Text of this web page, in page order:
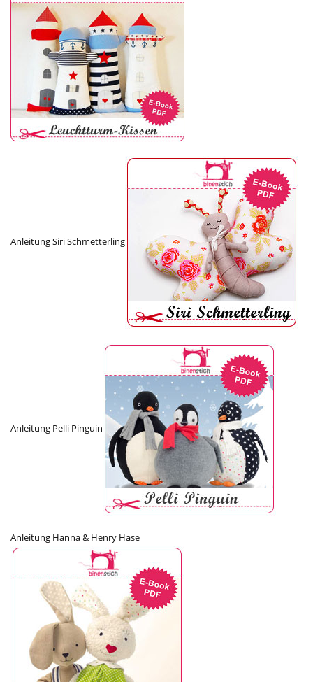
Anleitung Siri Schmetterling
Anleitung Pelli Pinguin
Anleitung Hanna & Henry Hase